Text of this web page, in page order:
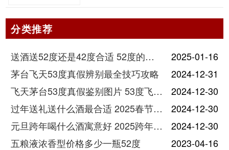
分类推荐
送酒送52度还是42度合适 52度的酒和42度的酒有什么区别
2025-01-16
茅台飞天53度真假辨别最全技巧攻略
2024-12-31
飞天茅台53度真假鉴别图片 53度飞天茅台怎么验真假
2024-12-30
过年送礼送什么酒最合适 2025春节送酒指南
2024-12-30
元旦跨年喝什么酒寓意好 2025跨年热门酒推荐
2024-12-30
五粮液浓香型价格多少一瓶52度
2023-04-16